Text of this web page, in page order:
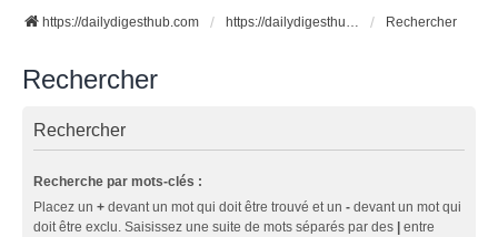
https://dailydigesthub.com https://dailydigesthub.com Rechercher
Rechercher
Rechercher
Recherche par mots-clés :
Placez un + devant un mot qui doit être trouvé et un - devant un mot qui
doit être exclu. Saisissez une suite de mots séparés par des
entre